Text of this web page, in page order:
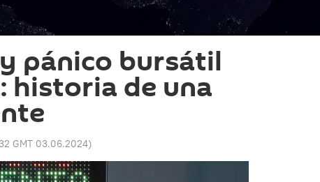
pánico bursátil
historia de una
GMT 03.06.2024)